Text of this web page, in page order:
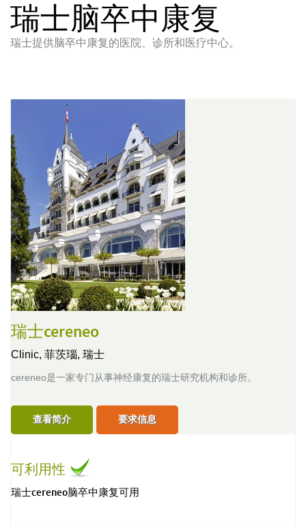
瑞士脑卒中康复
瑞士提供脑卒中康复的医院、诊所和医疗中心。
瑞士cereneo
Clinic, 菲茨瑙, 瑞士
cereneo是一家专门从事神经康复的瑞士研究机构和诊所。
查看简介 要求信息
可利用性
瑞士cereneo脑卒中康复可用